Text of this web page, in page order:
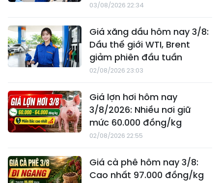
03/08/2026 22:34
Giá xăng dầu hôm nay 3/8:
Dầu thế giới WTI, Brent
giảm phiên đầu tuần
02/08/2026 23:03
Giá lợn hơi hôm nay
3/8/2026: Nhiều nơi giữ
mức 60.000 đồng/kg
02/08/2026 22:55
Giá cà phê hôm nay 3/8:
Cao nhất 97.000 đồng/kg